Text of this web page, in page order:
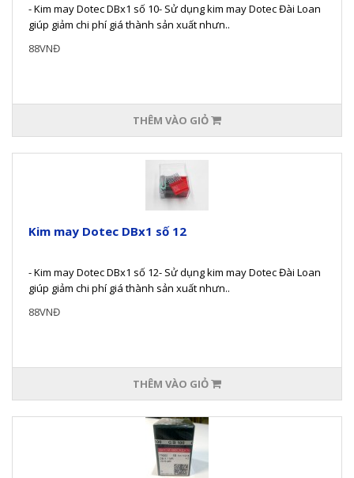
- Kim may Dotec DBx1 số 10- Sử dụng kim may Dotec Đài Loan
giúp giảm chi phí giá thành sản xuất nhưn..
88VNĐ
THÊM VÀO GIỎ
Kim may Dotec DBx1 số 12
- Kim may Dotec DBx1 số 12- Sử dụng kim may Dotec Đài Loan
giúp giảm chi phí giá thành sản xuất nhưn..
88VNĐ
THÊM VÀO GIỎ